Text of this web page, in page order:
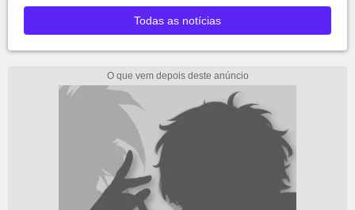
Todas as notícias